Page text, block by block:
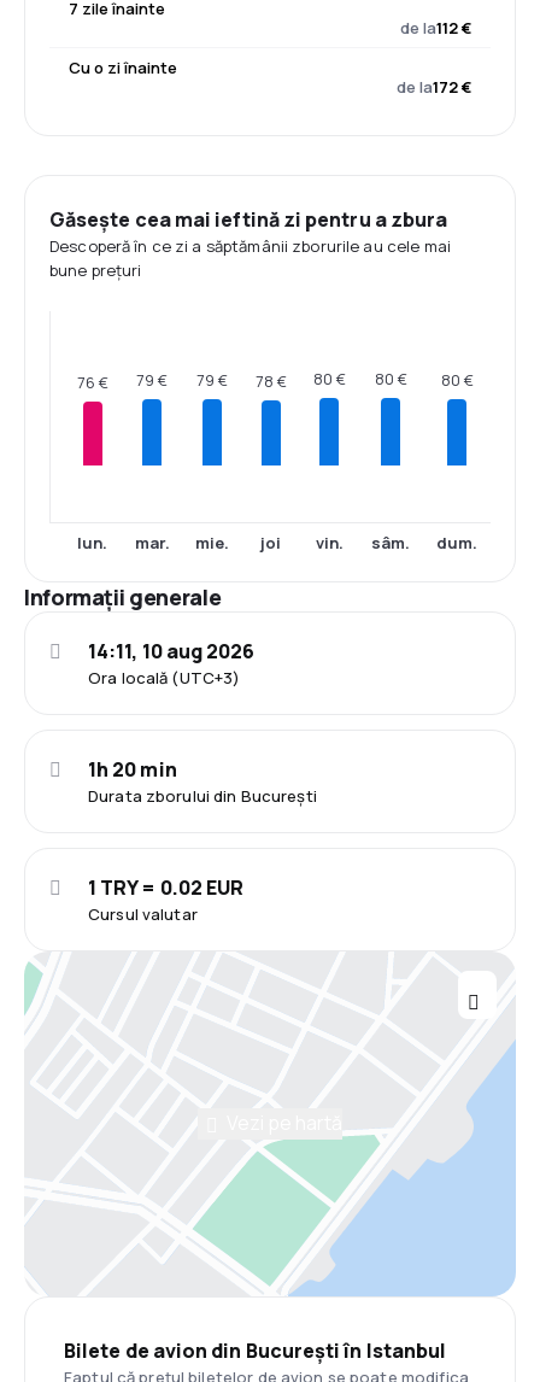
7 zile înainte
de la112 €
Cu o zi înainte
de la172 €
Găsește cea mai ieftină zi pentru a zbura
Descoperă în ce zi a săptămânii zborurile au cele mai
bune prețuri
76 €
lun.
79 €
mar.
79 €
mie.
78 €
joi
80 €
vin.
80 €
sâm.
80 €
dum.
Informații generale
Ora locală (UTC+3)
14:11, 10 aug 2026
Durata zborului din București
1h 20 min
Cursul valutar
1 TRY = 0.02 EUR
Bilete de avion din București în Istanbul
Faptul că prețul biletelor de avion se poate modifica